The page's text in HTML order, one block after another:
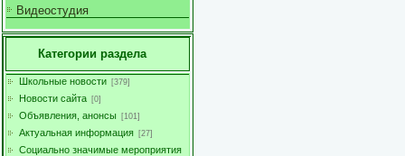
Видеостудия
Категории раздела
Школьные новости [379]
Новости сайта [0]
Объявления, анонсы [101]
Актуальная информация [27]
Социально значимые мероприятия